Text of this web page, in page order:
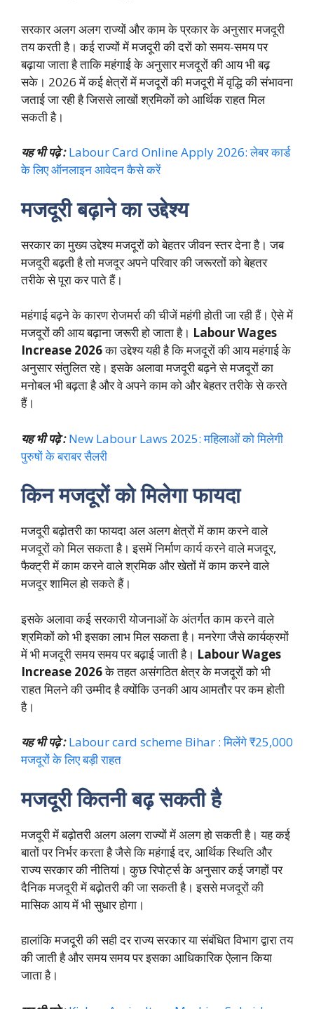
सरकार अलग अलग राज्यों और काम के प्रकार के अनुसार मजदूरी
तय करती है। कई राज्यों में मजदूरी की दरों को समय-समय पर
बढ़ाया जाता है ताकि महंगाई के अनुसार मजदूरों की आय भी बढ़
सके। 2026 में कई क्षेत्रों में मजदूरों की मजदूरी में वृद्धि की संभावना
जताई जा रही है जिससे लाखों श्रमिकों को आर्थिक राहत मिल
सकती है।
यह भी पढ़े : Labour Card Online Apply 2026: लेबर कार्ड
के लिए ऑनलाइन आवेदन कैसे करें
मजदूरी बढ़ाने का उद्देश्य
सरकार का मुख्य उद्देश्य मजदूरों को बेहतर जीवन स्तर देना है। जब
मजदूरी बढ़ती है तो मजदूर अपने परिवार की जरूरतों को बेहतर
तरीके से पूरा कर पाते हैं।
महंगाई बढ़ने के कारण रोजमर्रा की चीजें महंगी होती जा रही हैं। ऐसे में
मजदूरों की आय बढ़ाना जरूरी हो जाता है। Labour Wages
Increase 2026का उद्देश्य यही है कि मजदूरों की आय महंगाई के
अनुसार संतुलित रहे। इसके अलावा मजदूरी बढ़ने से मजदूरों का
मनोबल भी बढ़ता है और वे अपने काम को और बेहतर तरीके से करते
हैं।
यह भी पढ़े : New Labour Laws 2025: महिलाओं को मिलेगी
पुरुषों के बराबर सैलरी
किन मजदूरों को मिलेगा फायदा
मजदूरी बढ़ोतरी का फायदा अल अलग क्षेत्रों में काम करने वाले
मजदूरों को मिल सकता है। इसमें निर्माण कार्य करने वाले मजदूर,
फैक्ट्री में काम करने वाले श्रमिक और खेतों में काम करने वाले
मजदूर शामिल हो सकते हैं।
इसके अलावा कई सरकारी योजनाओं के अंतर्गत काम करने वाले
श्रमिकों को भी इसका लाभ मिल सकता है। मनरेगा जैसे कार्यक्रमों
में भी मजदूरी समय समय पर बढ़ाई जाती है। Labour Wages
Increase 2026के तहत असंगठित क्षेत्र के मजदूरों को भी
राहत मिलने की उम्मीद है क्योंकि उनकी आय आमतौर पर कम होती
है।
यह भी पढ़े : Labour card scheme Bihar : मिलेंगे ₹25,000
मजदूरों के लिए बड़ी राहत
मजदूरी कितनी बढ़ सकती है
मजदूरी में बढ़ोतरी अलग अलग राज्यों में अलग हो सकती है। यह कई
बातों पर निर्भर करता है जैसे कि महंगाई दर, आर्थिक स्थिति और
राज्य सरकार की नीतियां। कुछ रिपोर्ट्स के अनुसार कई जगहों पर
दैनिक मजदूरी में बढ़ोतरी की जा सकती है। इससे मजदूरों की
मासिक आय में भी सुधार होगा।
हालांकि मजदूरी की सही दर राज्य सरकार या संबंधित विभाग द्वारा तय
की जाती है और समय समय पर इसका आधिकारिक ऐलान किया
जाता है।